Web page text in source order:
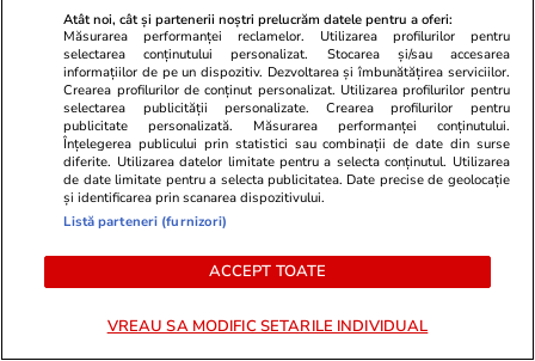
Auto
Amendă de 350 de euro și 30 de zile fără
permis pentru șoferii care își lasă mașinile la
ralanti dacă staționează în tunelurile din
Grecia
Atât noi, cât și partenerii noștri prelucrăm datele pentru a oferi:
Măsurarea performanței reclamelor. Utilizarea profilurilor pentru
selectarea conținutului personalizat. Stocarea și/sau accesarea
informațiilor de pe un dispozitiv. Dezvoltarea și îmbunătățirea serviciilor.
Crearea profilurilor de conținut personalizat. Utilizarea profilurilor pentru
selectarea publicității personalizate. Crearea profilurilor pentru
publicitate personalizată. Măsurarea performanței conținutului.
Înțelegerea publicului prin statistici sau combinații de date din surse
diferite. Utilizarea datelor limitate pentru a selecta conținutul. Utilizarea
de date limitate pentru a selecta publicitatea. Date precise de geolocație
și identificarea prin scanarea dispozitivului.
Listă parteneri (furnizori)
ACCEPT TOATE
VREAU SA MODIFIC SETARILE INDIVIDUAL